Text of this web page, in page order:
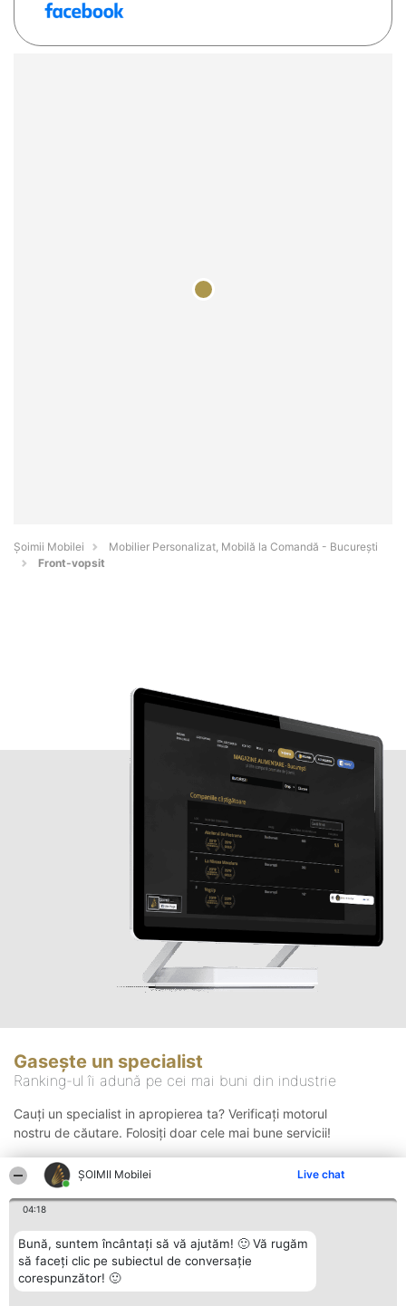
ȘOIMII Mobilei Live chat
04:18
Bună, suntem încântați să vă ajutăm! 🙂 Vă rugăm
să faceți clic pe subiectul de conversație
corespunzător! 🙂
Șoimii Mobilei
Mobilier Personalizat, Mobilă la Comandă - Bucureşti
Front-vopsit
Gasește un specialist
Ranking-ul îi adună pe cei mai buni din industrie
Cauți un specialist in apropierea ta? Verificați motorul
nostru de căutare. Folosiți doar cele mai bune servicii!